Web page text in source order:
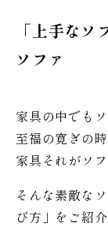
「上手な
ソファ
家具の中でも
至福の寛ぎの
家具それがソフ
そんな素敵な
び方」をご紹介